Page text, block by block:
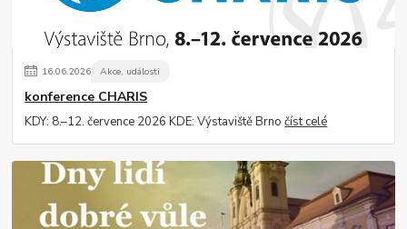
16.06.2026 Akce, události
konference CHARIS
KDY: 8.–12. července 2026 KDE: Výstaviště Brnočíst celé